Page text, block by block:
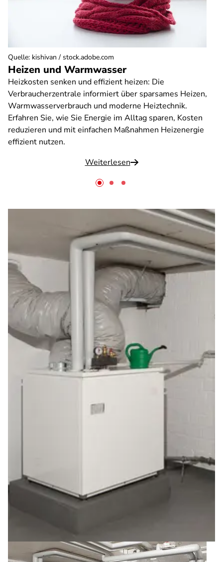
Heizen und Warmwasser
Heizkosten senken und effizient heizen: Die
Verbraucherzentrale informiert über sparsames Heizen,
Warmwasserverbrauch und moderne Heiztechnik.
Erfahren Sie, wie Sie Energie im Alltag sparen, Kosten
reduzieren und mit einfachen Maßnahmen Heizenergie
effizient nutzen.
Weiterlesen
Quelle: kishivan / stock.adobe.com